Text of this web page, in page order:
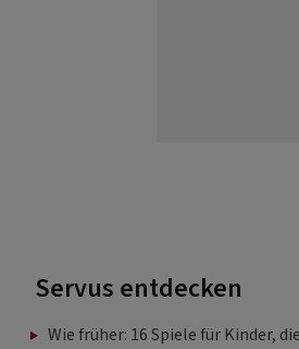
Servus entdecken
Wie früher: 16 Spiele für Kinder,